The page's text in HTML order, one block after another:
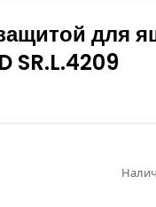
для
SR.L.4209